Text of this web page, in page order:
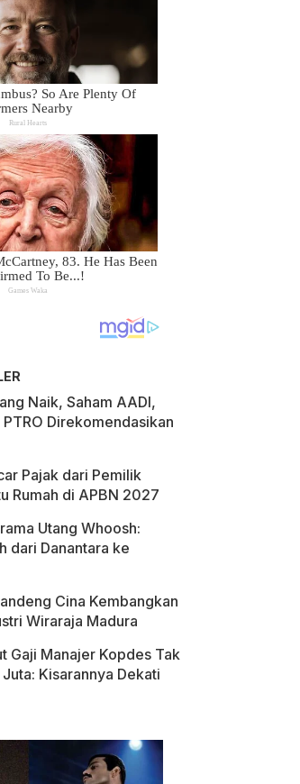
Naik, Saham AADI,
Direkomendasikan
Pajak dari Pemilik
Rumah di APBN 2027
Utang Whoosh:
dari Danantara ke
Cina Kembangkan
Wiraraja Madura
Gaji Manajer Kopdes Tak
Kisarannya Dekati